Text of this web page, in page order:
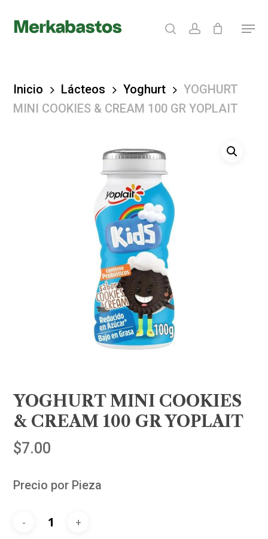
searchaccount Menu
Inicio Lácteos Yoghurt
YOGHURT
MINI COOKIES & CREAM 100 GR YOPLAIT
YOGHURT MINI COOKIES
& CREAM 100 GR YOPLAIT
$7.00
Precio por Pieza
Close